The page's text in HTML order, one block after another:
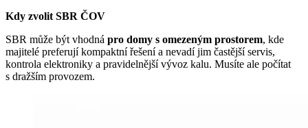
Kdy zvolit SBR ČOV
SBR může být vhodná pro domy s omezeným prostorem, kde
majitelé preferují kompaktní řešení a nevadí jim častější servis,
kontrola elektroniky a pravidelnější vývoz kalu. Musíte ale počítat
s dražším provozem.